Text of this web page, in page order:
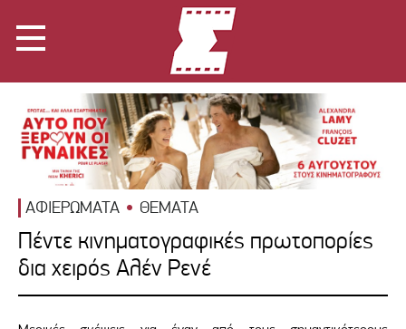
ΑΦΙΕΡΩΜΑΤΑ ΘΕΜΑΤΑ
Πέντε κινηματογραφικές πρωτοπορίες
δια χειρός Αλέν Ρενέ